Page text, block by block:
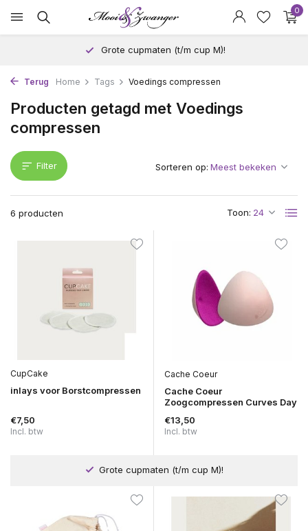
0
Grote cupmaten (t/m cup M)!
Terug Home Tags Voedings compressen
Producten getagd met Voedings
compressen
Filter
6 producten Toon:
Sorteren op:
CupCake
inlays voor Borstcompressen
€7,50
Incl. btw
Cache Coeur
Cache Coeur
Zoogcompressen Curves Day
€13,50
Incl. btw
Grote cupmaten (t/m cup M)!